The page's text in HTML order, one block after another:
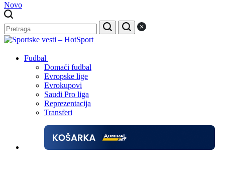
Novo
Fudbal
Domaći fudbal
Evropske lige
Evrokupovi
Saudi Pro liga
Reprezentacija
Transferi